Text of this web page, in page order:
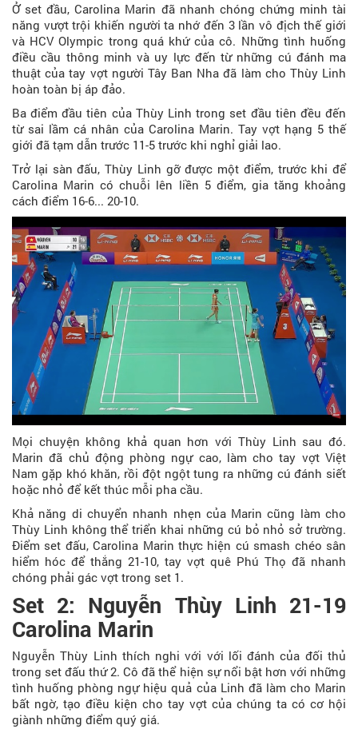
Ở set đầu, Carolina Marin đã nhanh chóng chứng minh tài
năng vượt trội khiến người ta nhớ đến 3 lần vô địch thế giới
và HCV Olympic trong quá khứ của cô. Những tình huống
điều cầu thông minh và uy lực đến từ những cú đánh ma
thuật của tay vợt người Tây Ban Nha đã làm cho Thùy Linh
hoàn toàn bị áp đảo.
Ba điểm đầu tiên của Thùy Linh trong set đầu tiên đều đến
từ sai lầm cá nhân của Carolina Marin. Tay vợt hạng 5 thế
giới đã tạm dẫn trước 11-5 trước khi nghỉ giải lao.
Trở lại sàn đấu, Thùy Linh gỡ được một điểm, trước khi để
Carolina Marin có chuỗi lên liền 5 điểm, gia tăng khoảng
cách điểm 16-6... 20-10.
Mọi chuyện không khả quan hơn với Thùy Linh sau đó.
Marin đã chủ động phòng ngự cao, làm cho tay vợt Việt
Nam gặp khó khăn, rồi đột ngột tung ra những cú đánh siết
hoặc nhỏ để kết thúc mỗi pha cầu.
Khả năng di chuyển nhanh nhẹn của Marin cũng làm cho
Thùy Linh không thể triển khai những cú bỏ nhỏ sở trường.
Điểm set đấu, Carolina Marin thực hiện cú smash chéo sân
hiểm hóc để thắng 21-10, tay vợt quê Phú Thọ đã nhanh
chóng phải gác vợt trong set 1.
Set 2: Nguyễn Thùy Linh 21-19
Carolina Marin
Nguyễn Thùy Linh thích nghi với với lối đánh của đối thủ
trong set đấu thứ 2. Cô đã thể hiện sự nổi bật hơn với những
tình huống phòng ngự hiệu quả của Linh đã làm cho Marin
bất ngờ, tạo điều kiện cho tay vợt của chúng ta có cơ hội
giành những điểm quý giá.